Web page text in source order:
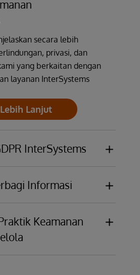
secara lebih
privasi, dan
yang berkaitan dengan
layanan InterSystems
Lanjut
InterSystems
ini akan berfungsi sebagai
Lisensi dan
apa pun yang relevan
terhadap Peraturan
Protection Regulation
Informasi
informasi merupakan
bagi InterSystems
dengan pelanggan, mitra,
Pembagian
untuk pihak-pihak yang
Keamanan
lebih spesifik